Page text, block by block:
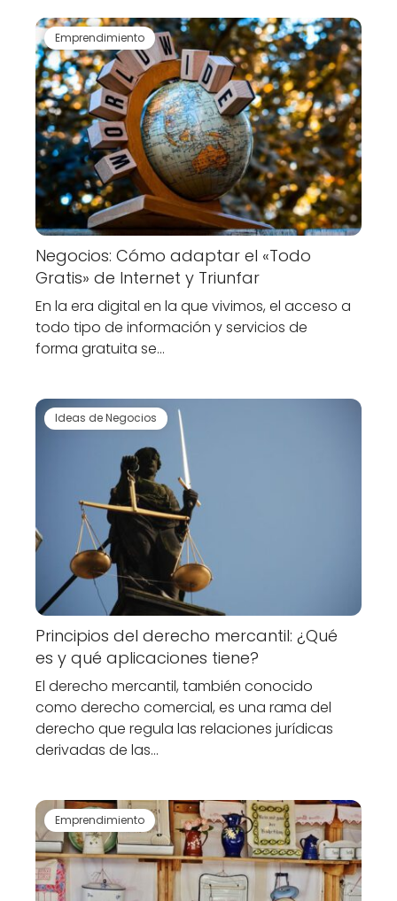
Emprendimiento
Negocios: Cómo adaptar el «Todo
Gratis» de Internet y Triunfar
En la era digital en la que vivimos, el acceso a
todo tipo de información y servicios de
forma gratuita se…
Ideas de Negocios
Principios del derecho mercantil: ¿Qué
es y qué aplicaciones tiene?
El derecho mercantil, también conocido
como derecho comercial, es una rama del
derecho que regula las relaciones jurídicas
derivadas de las…
Emprendimiento